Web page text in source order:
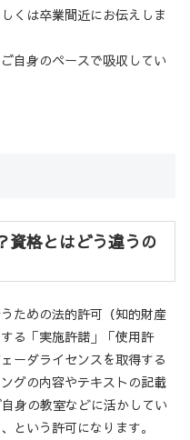
くは卒業間近にお伝えしま
自身のペースで吸収してい
資格とはどう違うの
ための法的許可（知的財産
る 「実施許諾」「使用許
ーダライセンスを取得する
グの内容やテキストの記載
身の教室などに活かしてい
という許可になります。